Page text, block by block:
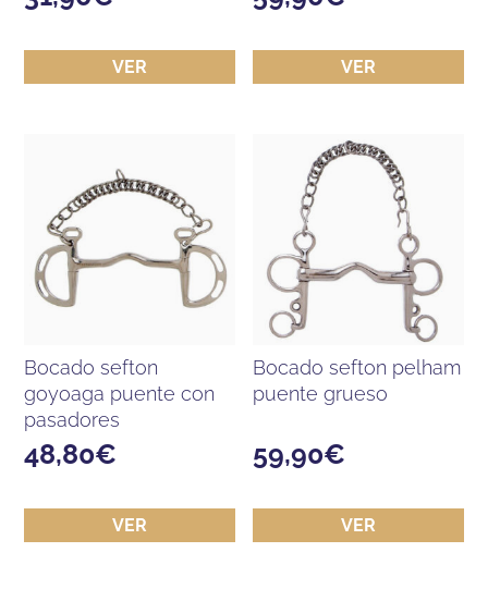
VER VER
bocado sefton
goyoaga puente con
pasadores
48,80€
VER
bocado sefton pelham
puente grueso
59,90€
VER